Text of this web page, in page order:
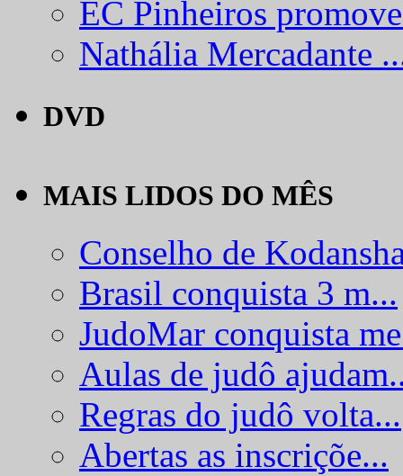
EC Pinheiros
Nathália Mercadante
DVD
MAIS LIDOS DO MÊS
Conselho de
Brasil conquista 3 m...
JudoMar conquista
Aulas de judô
Regras do judô volta...
Abertas as inscriçõe...